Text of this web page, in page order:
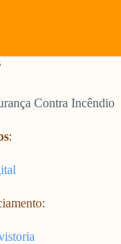
Contra Incêndio
: